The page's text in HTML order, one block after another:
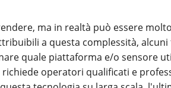
ma in realtà può essere
a questa complessità,
quale piattaforma e/o sensore
operatori qualificati e